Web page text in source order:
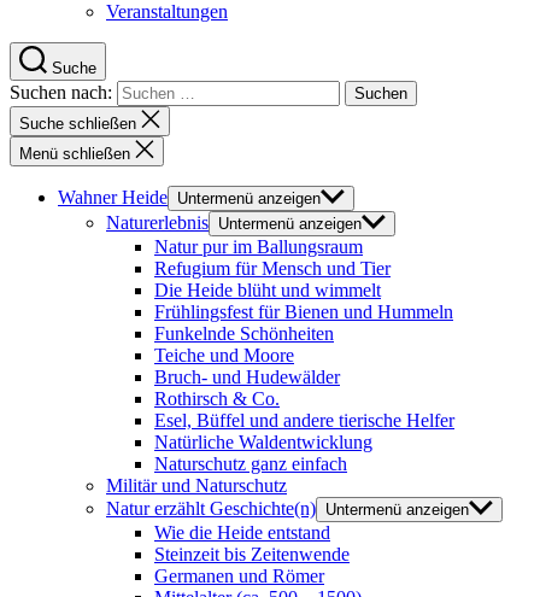
Veranstaltungen
Suche
Suchen nach:
Suche schließen
Menü schließen
Wahner Heide Untermenü anzeigen
Naturerlebnis Untermenü anzeigen
Natur pur im Ballungsraum
Refugium für Mensch und Tier
Die Heide blüht und wimmelt
Frühlingsfest für Bienen und Hummeln
Funkelnde Schönheiten
Teiche und Moore
Bruch- und Hudewälder
Rothirsch & Co.
Esel, Büffel und andere tierische Helfer
Natürliche Waldentwicklung
Naturschutz ganz einfach
Militär und Naturschutz
Natur erzählt Geschichte(n) Untermenü anzeigen
Wie die Heide entstand
Steinzeit bis Zeitenwende
Germanen und Römer